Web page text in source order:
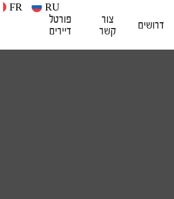
דרושים
צור
קשר
פורטל
דיירים
RU
FR